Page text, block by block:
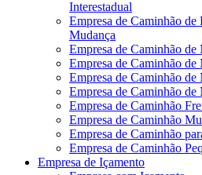
Interestadual
Empresa de Caminhão
Mudança
Empresa de Caminhão de
Empresa de Caminhão de
Empresa de Caminhão
Empresa de Caminhão de
Empresa de Caminhão
Empresa de Caminhão
Empresa de Caminhão
Empresa de Caminhão
Empresa de Içamento